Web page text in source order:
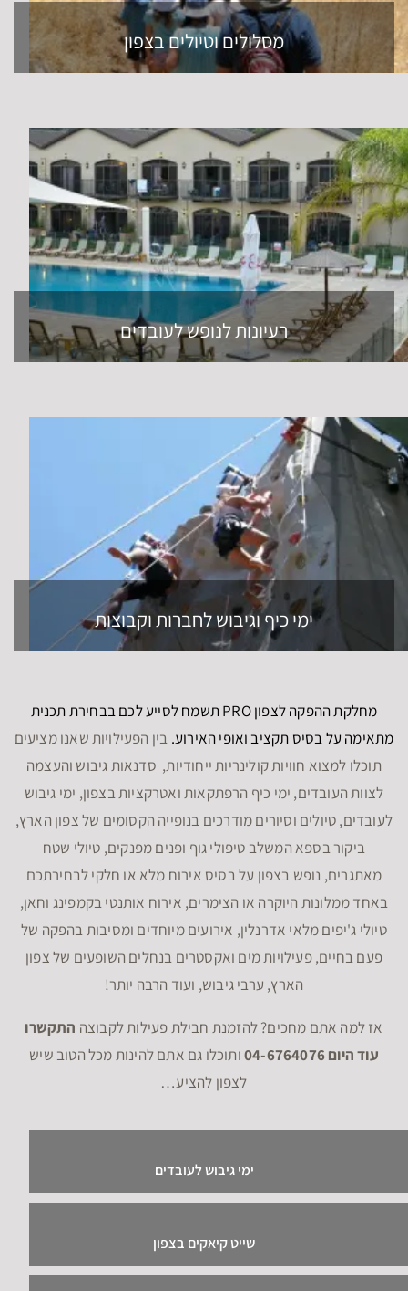
מסלולים וטיולים בצפון
רעיונות לנופש לעובדים
ימי כיף וגיבוש לחברות וקבוצות
מחלקת ההפקה לצפון PRO תשמח לסייע לכם בבחירת תכנית
מתאימה על בסיס תקציב ואופי האירוע. בין הפעילויות שאנו מציעים
תוכלו למצוא חוויות קולינריות ייחודיות, סדנאות גיבוש והעצמה
לצוות העובדים, ימי כיף הרפתקאות ואטרקציות בצפון, ימי גיבוש
לעובדים, טיולים וסיורים מודרכים בנופייה הקסומים של צפון הארץ,
ביקור בספא המשלב טיפולי גוף ופנים מפנקים, טיולי שטח
מאתגרים, נופש בצפון על בסיס אירוח מלא או חלקי לבחירתכם
באחד ממלונות היוקרה או הצימרים, אירוח אותנטי בקמפינג וחאן,
טיולי ג'יפים מלאי אדרנלין, אירועים מיוחדים ומסיבות בהפקה של
פעם בחיים, פעילויות מים ואקסטרים בנחלים השופעים של צפון
הארץ, ערבי גיבוש, ועוד הרבה יותר!
אז למה אתם מחכים? להזמנת חבילת פעילות לקבוצה התקשרו
עוד היום 04-6764076
ותוכלו גם אתם להינות מכל הטוב שיש
לצפון להציע…
ימי גיבוש לעובדים
שייט קיאקים בצפון